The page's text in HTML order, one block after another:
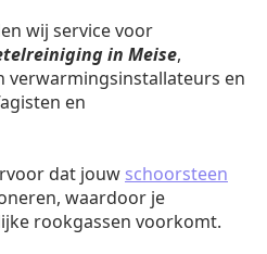
wij service voor
in Meise,
verwarmingsinstallateurs en
en
dat jouw schoorsteen
waardoor je
rookgassen voorkomt.